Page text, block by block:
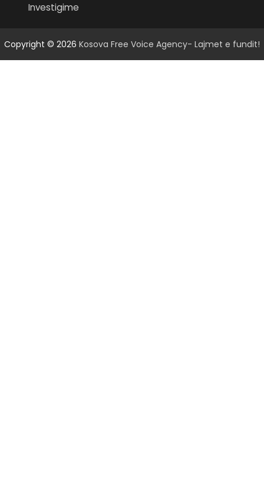
Investigime